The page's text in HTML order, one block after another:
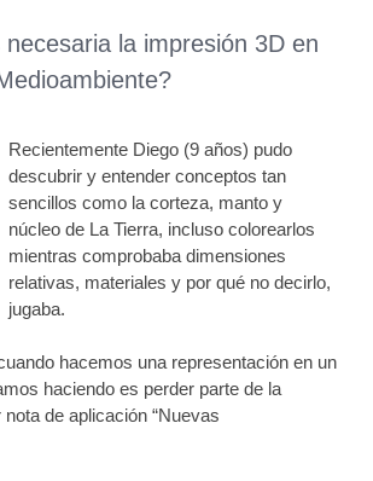
la impresión 3D en
Recientemente Diego (9 años) pudo
descubrir y entender conceptos tan
sencillos como la corteza, manto y
núcleo de La Tierra, incluso colorearlos
mientras comprobaba dimensiones
relativas, materiales y por qué no decirlo,
jugaba.
hacemos una representación en un
haciendo es perder parte de la
de aplicación “Nuevas